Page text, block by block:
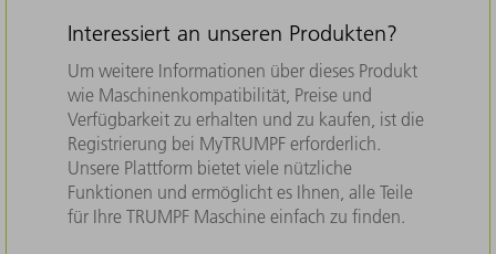
Interessiert an unseren Produkten?
Um weitere Informationen über dieses Produkt
wie Maschinenkompatibilität, Preise und
Verfügbarkeit zu erhalten und zu kaufen, ist die
Registrierung bei MyTRUMPF erforderlich.
Unsere Plattform bietet viele nützliche
Funktionen und ermöglicht es Ihnen, alle Teile
für Ihre TRUMPF Maschine einfach zu finden.